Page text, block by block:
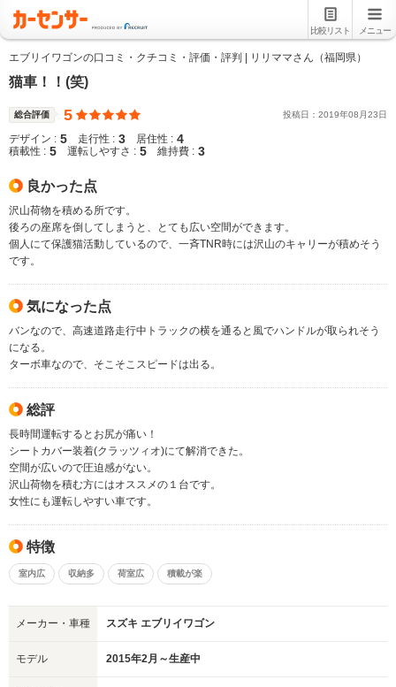
比較リスト メニュー
エブリイワゴンの口コミ・クチコミ・評価・評判 | リリママさん（福岡県）
猫車！！(笑)
総合評価 5 投稿日： 2019年08 月23日
デザイン : 5 走行性 : 3 居住性 : 4
積載性 : 5 運転しやすさ : 5 維持費 : 3
良かった点
沢山荷物を積める所です。
後ろの座席を倒してしまうと、とても広い空間ができます。
個人にて保護猫活動しているので、一斉TNR時には沢山のキャリーが積めそう
です。
気になった点
バンなので、高速道路走行中トラックの横を通ると風でハンドルが取られそう
になる。
ターボ車なので、そこそこスピードは出る。
総評
長時間運転するとお尻が痛い！
シートカバー装着(クラッツィオ)にて解消できた。
空間が広いので圧迫感がない。
沢山荷物を積む方にはオススメの１台です。
女性にも運転しやすい車です。
特徴
室内広 収納多 荷室広 積載が楽
メーカー・車種 スズキ エブリイワゴン
モデル 2015年2月～生産中